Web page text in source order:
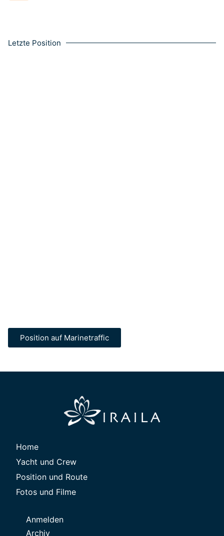
Letzte Position
Position auf Marinetraffic
Home
Yacht und Crew
Position und Route
Fotos und Filme
Anmelden
Archiv